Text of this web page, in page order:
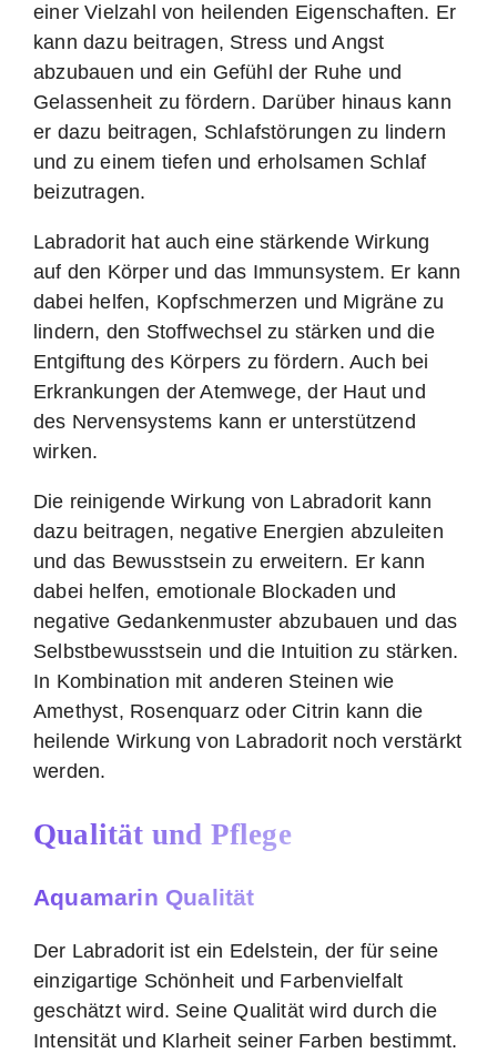
einer Vielzahl von heilenden Eigenschaften. Er
kann dazu beitragen, Stress und Angst
abzubauen und ein Gefühl der Ruhe und
Gelassenheit zu fördern. Darüber hinaus kann
er dazu beitragen, Schlafstörungen zu lindern
und zu einem tiefen und erholsamen Schlaf
beizutragen.
Labradorit hat auch eine stärkende Wirkung
auf den Körper und das Immunsystem. Er kann
dabei helfen, Kopfschmerzen und Migräne zu
lindern, den Stoffwechsel zu stärken und die
Entgiftung des Körpers zu fördern. Auch bei
Erkrankungen der Atemwege, der Haut und
des Nervensystems kann er unterstützend
wirken.
Die reinigende Wirkung von Labradorit kann
dazu beitragen, negative Energien abzuleiten
und das Bewusstsein zu erweitern. Er kann
dabei helfen, emotionale Blockaden und
negative Gedankenmuster abzubauen und das
Selbstbewusstsein und die Intuition zu stärken.
In Kombination mit anderen Steinen wie
Amethyst, Rosenquarz oder Citrin kann die
heilende Wirkung von Labradorit noch verstärkt
werden.
Qualität und Pflege
Aquamarin Qualität
Der Labradorit ist ein Edelstein, der für seine
einzigartige Schönheit und Farbenvielfalt
geschätzt wird. Seine Qualität wird durch die
Intensität und Klarheit seiner Farben bestimmt.